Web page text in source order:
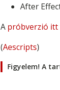
After
A próbverzió
(Aescripts)
Figyelem! A